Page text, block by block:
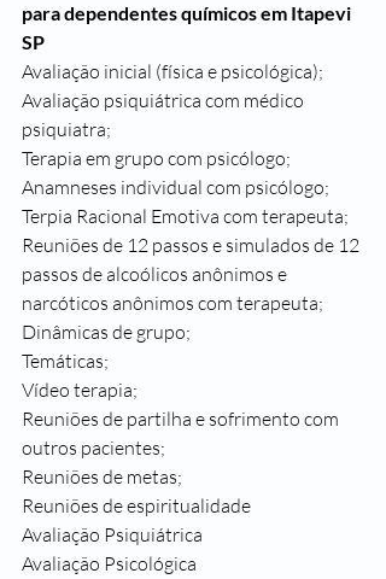
para dependentes químicos em Itapevi
SP
Avaliação inicial (física e psicológica);
Avaliação psiquiátrica com médico
psiquiatra;
Terapia em grupo com psicólogo;
Anamneses individual com psicólogo;
Terpia Racional Emotiva com terapeuta;
Reuniões de 12 passos e simulados de 12
passos de alcoólicos anônimos e
narcóticos anônimos com terapeuta;
Dinâmicas de grupo;
Temáticas;
Vídeo terapia;
Reuniões de partilha e sofrimento com
outros pacientes;
Reuniões de metas;
Reuniões de espiritualidade
Avaliação Psiquiátrica
Avaliação Psicológica